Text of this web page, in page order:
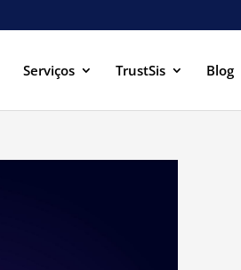
Serviços TrustSis Blog